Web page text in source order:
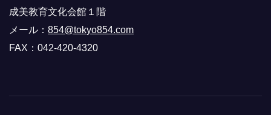
成美教育文化会館１階
メール： 854@tokyo854.com
FAX：042-420-4320